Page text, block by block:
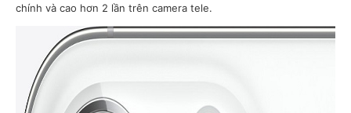
chính và cao hơn 2 lần trên camera tele.